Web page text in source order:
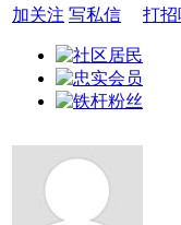
加关注 写私信 打招